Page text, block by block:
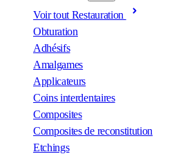
Voir tout Restauration
Obturation
Adhésifs
Amalgames
Applicateurs
Coins interdentaires
Composites
Composites de reconstitution
Etchings